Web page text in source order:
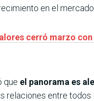
en el
cerró marzo
que el panorama es
relaciones entre todos